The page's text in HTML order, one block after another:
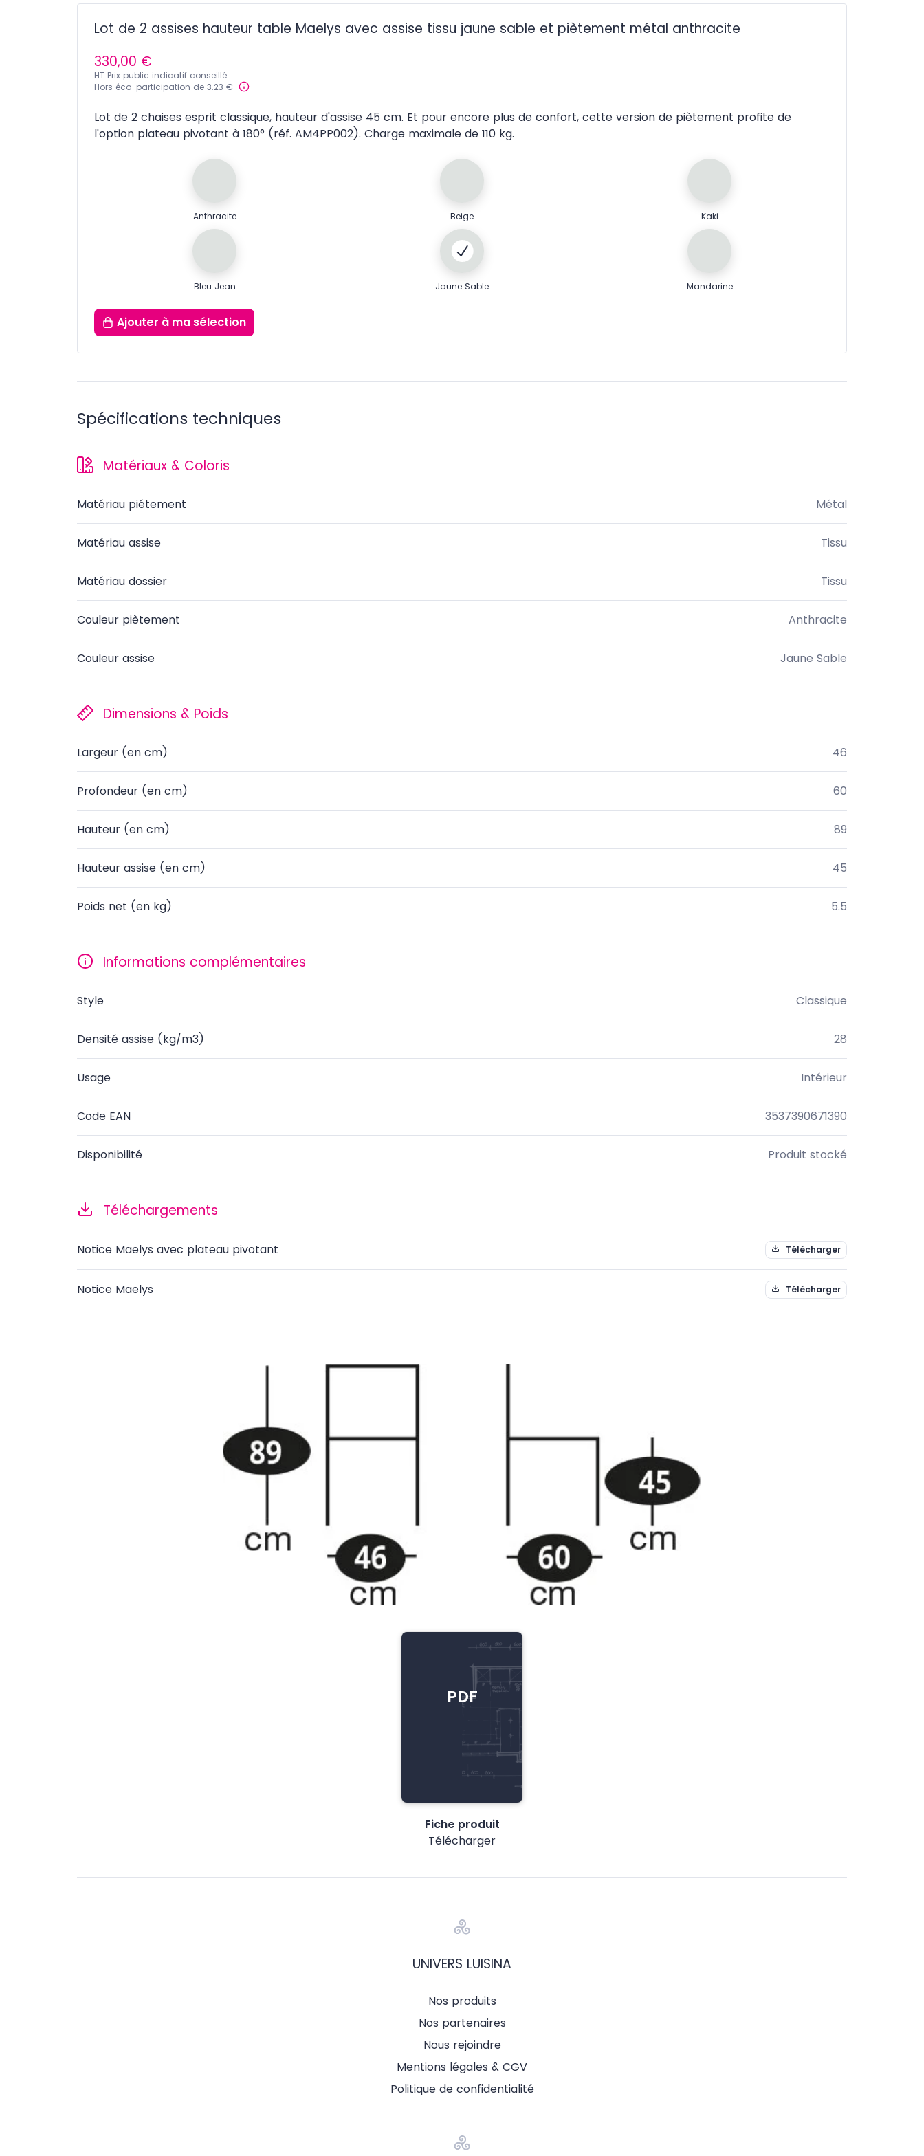
Lot de 2 assises hauteur table Maelys avec assise tissu jaune sable et piètement métal anthracite
330,00 €
HT Prix public indicatif conseillé
Hors éco-participation de 3.23 €
Lot de 2 chaises esprit classique, hauteur d'assise 45 cm. Et pour encore plus de confort, cette version de piètement profite de
l'option plateau pivotant à 180° (réf. AM4PP002). Charge maximale de 110 kg.
Anthracite Beige Kaki
Bleu Jean Jaune Sable Mandarine
Ajouter à ma sélection
Spécifications techniques
Matériaux & Coloris
Matériau piétement Métal
Matériau assise Tissu
Matériau dossier Tissu
Couleur piètement Anthracite
Couleur assise Jaune Sable
Dimensions & Poids
Largeur (en cm) 46
Profondeur (en cm) 60
Hauteur (en cm) 89
Hauteur assise (en cm) 45
Poids net (en kg) 5.5
Informations complémentaires
Style Classique
Densité assise (kg/m3) 28
Usage Intérieur
Code EAN 3537390671390
Disponibilité Produit stocké
Téléchargements
Notice Maelys avec plateau pivotant Télécharger
Notice Maelys Télécharger
PDF
Fiche produit
Télécharger
UNIVERS LUISINA
Nos produits
Nos partenaires
Nous rejoindre
Mentions légales & CGV
Politique de confidentialité